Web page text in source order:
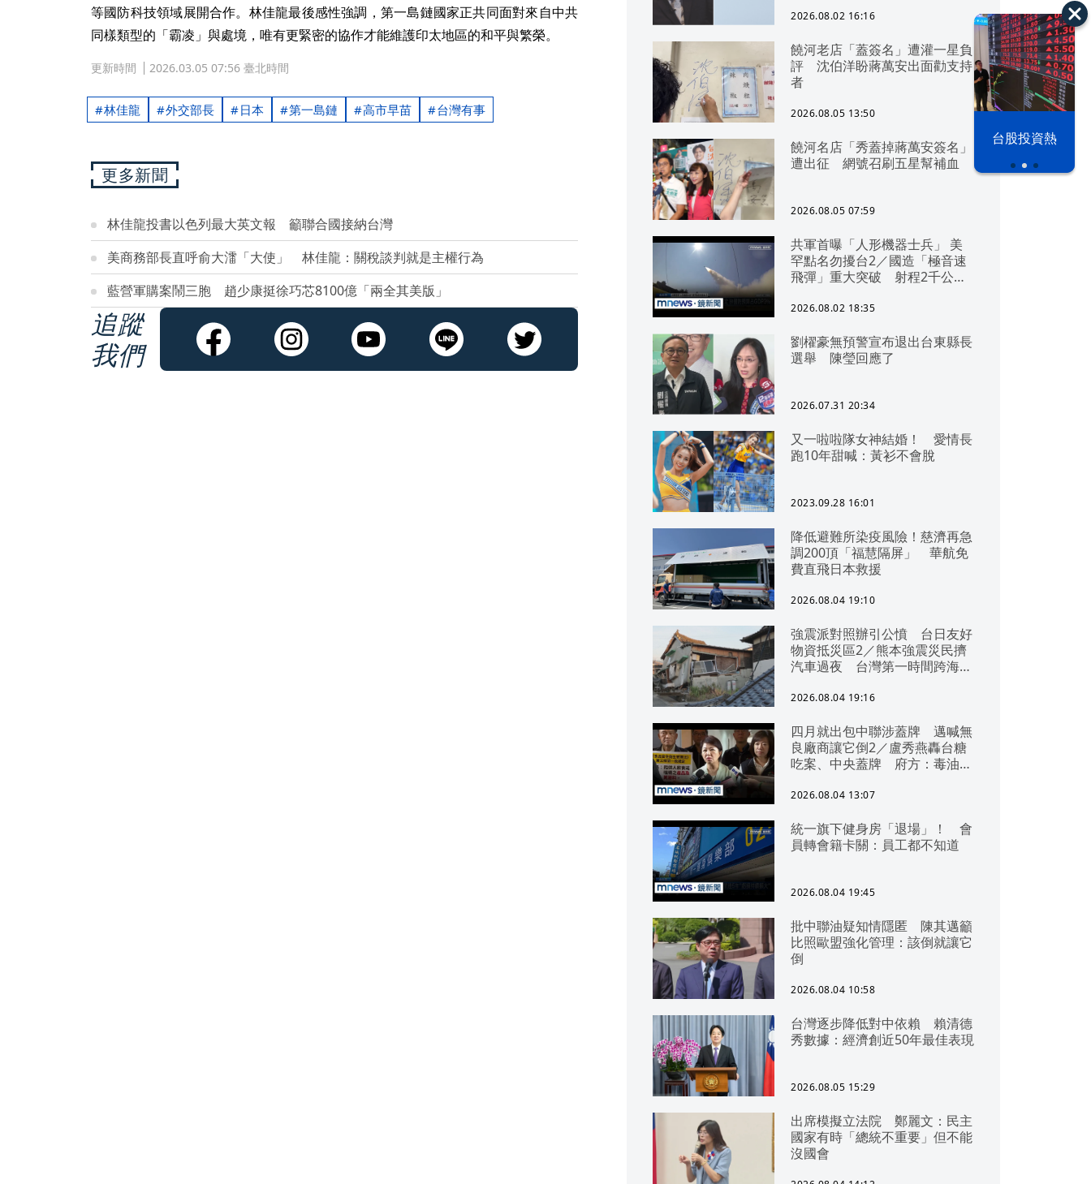
之下
台股投資熱
等國防科技領域展開合作。林佳龍最後感性強調，第一島鏈國家正共同面對來自中共
同樣類型的「霸凌」與處境，唯有更緊密的協作才能維護印太地區的和平與繁榮。
更新時間 2026.03.05 07:56 臺北時間
林佳龍 外交部長 日本 第一島鏈 高市早苗 台灣有事
更多新聞
林佳龍投書以色列最大英文報 籲聯合國接納台灣
美商務部長直呼俞大㵢「大使」 林佳龍：關稅談判就是主權行為
藍營軍購案鬧三胞 趙少康挺徐巧芯8100億「兩全其美版」
追蹤
我們
2026.08.02 16:16
饒河老店「蓋簽名」遭灌一星負
評 沈伯洋盼蔣萬安出面勸支持
者
2026.08.05 13:50
饒河名店「秀蓋掉蔣萬安簽名」
遭出征 網號召刷五星幫補血
2026.08.05 07:59
共軍首曝「人形機器士兵」 美
罕點名勿擾台2／國造「極音速
飛彈」重大突破 射程2千公里
2026.08.02 18:35
劉櫂豪無預警宣布退出台東縣長
選舉 陳瑩回應了
2026.07.31 20:34
又一啦啦隊女神結婚！ 愛情長
跑10年甜喊：黃衫不會脫
2023.09.28 16:01
降低避難所染疫風險！慈濟再急
調200頂「福慧隔屏」 華航免
費直飛日本救援
2026.08.04 19:10
強震派對照辦引公憤 台日友好
物資抵災區2／熊本強震災民擠
汽車過夜 台灣第一時間跨海急
2026.08.04 19:16
四月就出包中聯涉蓋牌 邁喊無
良廠商讓它倒2／盧秀燕轟台糖
吃案、中央蓋牌 府方：毒油一
2026.08.04 13:07
統一旗下健身房「退場」！ 會
員轉會籍卡關：員工都不知道
2026.08.04 19:45
批中聯油疑知情隱匿 陳其邁籲
比照歐盟強化管理：該倒就讓它
倒
2026.08.04 10:58
台灣逐步降低對中依賴 賴清德
秀數據：經濟創近50年最佳表現
2026.08.05 15:29
出席模擬立法院 鄭麗文：民主
國家有時「總統不重要」但不能
沒國會